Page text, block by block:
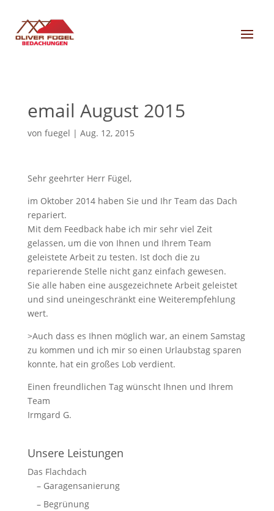
email August 2015
von fuegel | Aug. 12, 2015
Sehr geehrter Herr Fügel,
im Oktober 2014 haben Sie und Ihr Team das Dach
repariert.
Mit dem Feedback habe ich mir sehr viel Zeit
gelassen, um die von Ihnen und Ihrem Team
geleistete Arbeit zu testen. Ist doch die zu
reparierende Stelle nicht ganz einfach gewesen.
Sie alle haben eine ausgezeichnete Arbeit geleistet
und sind uneingeschränkt eine Weiterempfehlung
wert.
>Auch dass es Ihnen möglich war, an einem Samstag
zu kommen und ich mir so einen Urlaubstag sparen
konnte, hat ein großes Lob verdient.
Einen freundlichen Tag wünscht Ihnen und Ihrem
Team
Irmgard G.
Unsere Leistungen
Das Flachdach
– Garagensanierung
– Begrünung